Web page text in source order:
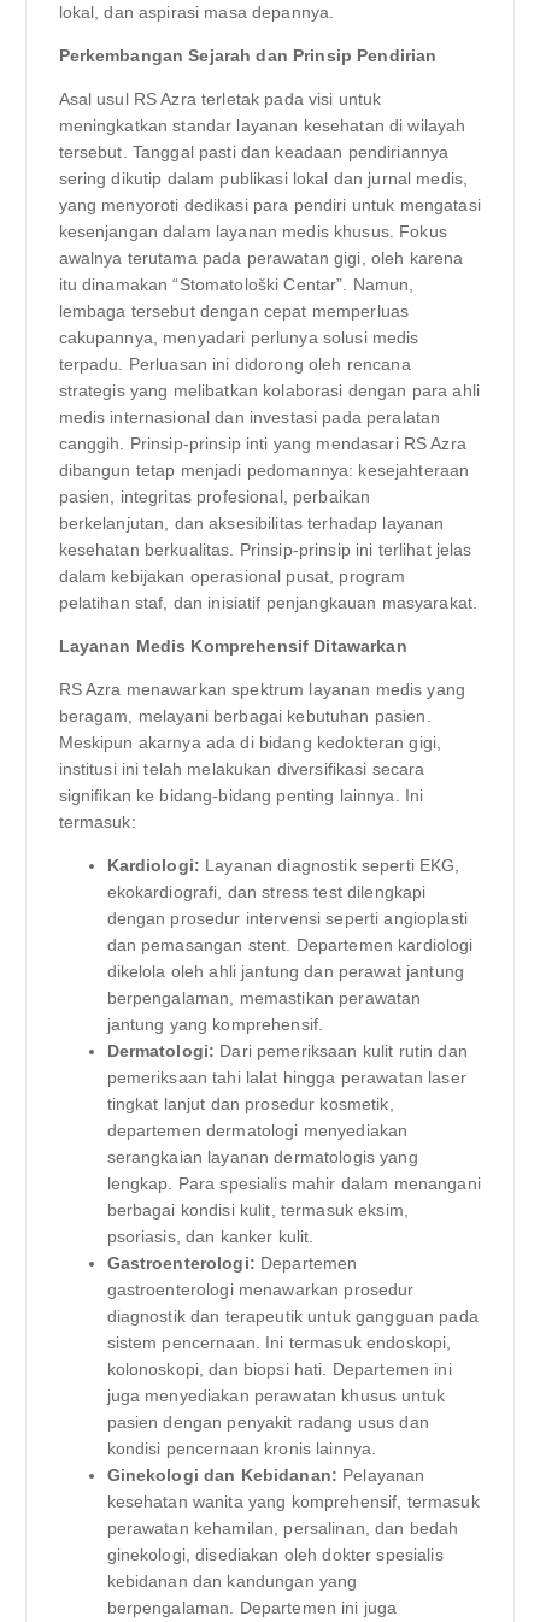
lokal, dan aspirasi masa depannya.
Perkembangan Sejarah dan Prinsip Pendirian
Asal usul RS Azra terletak pada visi untuk
meningkatkan standar layanan kesehatan di wilayah
tersebut. Tanggal pasti dan keadaan pendiriannya
sering dikutip dalam publikasi lokal dan jurnal medis,
yang menyoroti dedikasi para pendiri untuk mengatasi
kesenjangan dalam layanan medis khusus. Fokus
awalnya terutama pada perawatan gigi, oleh karena
itu dinamakan “Stomatološki Centar”. Namun,
lembaga tersebut dengan cepat memperluas
cakupannya, menyadari perlunya solusi medis
terpadu. Perluasan ini didorong oleh rencana
strategis yang melibatkan kolaborasi dengan para ahli
medis internasional dan investasi pada peralatan
canggih. Prinsip-prinsip inti yang mendasari RS Azra
dibangun tetap menjadi pedomannya: kesejahteraan
pasien, integritas profesional, perbaikan
berkelanjutan, dan aksesibilitas terhadap layanan
kesehatan berkualitas. Prinsip-prinsip ini terlihat jelas
dalam kebijakan operasional pusat, program
pelatihan staf, dan inisiatif penjangkauan masyarakat.
Layanan Medis Komprehensif Ditawarkan
RS Azra menawarkan spektrum layanan medis yang
beragam, melayani berbagai kebutuhan pasien.
Meskipun akarnya ada di bidang kedokteran gigi,
institusi ini telah melakukan diversifikasi secara
signifikan ke bidang-bidang penting lainnya. Ini
termasuk:
Kardiologi: Layanan diagnostik seperti EKG,
ekokardiografi, dan stress test dilengkapi
dengan prosedur intervensi seperti angioplasti
dan pemasangan stent. Departemen kardiologi
dikelola oleh ahli jantung dan perawat jantung
berpengalaman, memastikan perawatan
jantung yang komprehensif.
Dermatologi: Dari pemeriksaan kulit rutin dan
pemeriksaan tahi lalat hingga perawatan laser
tingkat lanjut dan prosedur kosmetik,
departemen dermatologi menyediakan
serangkaian layanan dermatologis yang
lengkap. Para spesialis mahir dalam menangani
berbagai kondisi kulit, termasuk eksim,
psoriasis, dan kanker kulit.
Gastroenterologi: Departemen
gastroenterologi menawarkan prosedur
diagnostik dan terapeutik untuk gangguan pada
sistem pencernaan. Ini termasuk endoskopi,
kolonoskopi, dan biopsi hati. Departemen ini
juga menyediakan perawatan khusus untuk
pasien dengan penyakit radang usus dan
kondisi pencernaan kronis lainnya.
Ginekologi dan Kebidanan: Pelayanan
kesehatan wanita yang komprehensif, termasuk
perawatan kehamilan, persalinan, dan bedah
ginekologi, disediakan oleh dokter spesialis
kebidanan dan kandungan yang
berpengalaman. Departemen ini juga